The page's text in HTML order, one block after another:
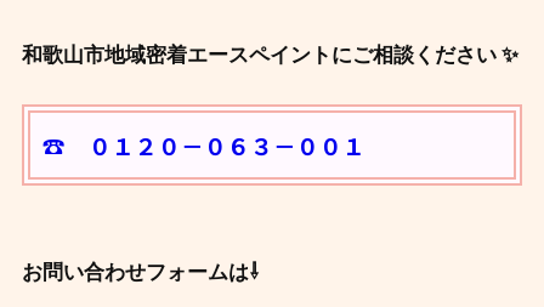
和歌山市地域密着エースペイントにご相談ください ✨
☎ ０１２０－０６３－００１
お問い合わせフォームは⇩